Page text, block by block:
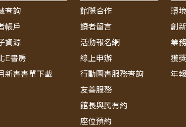
查詢
帳戶
資源
E書房
新書書單下載
館際合作
讀者留言
活動報名網
線上申辦
行動圖書服務查詢
友善服務
館長與民有約
座位預約
環
創
業
獲
年報